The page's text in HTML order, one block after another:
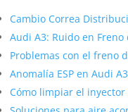
Cambio Correa
Audi A3: Ruido en
Problemas con el freno
Anomalía ESP en Audi
Cómo limpiar el